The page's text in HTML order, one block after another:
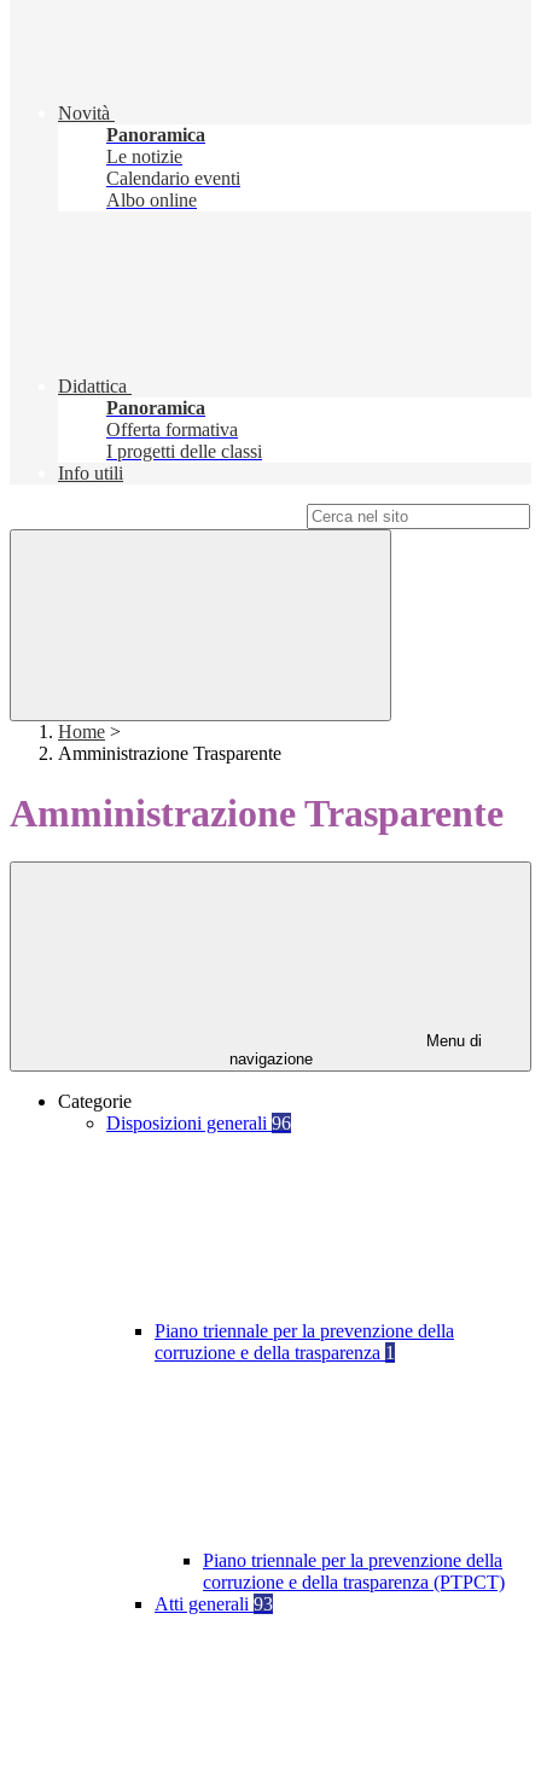
Novità
Panoramica
Le notizie
Calendario eventi
Albo online
Didattica
Panoramica
Offerta formativa
I progetti delle classi
Info utili
Home >
Amministrazione Trasparente
Amministrazione Trasparente
Menu di
navigazione
Categorie
Disposizioni generali 96
Piano triennale per la prevenzione della
corruzione e della trasparenza 1
Piano triennale per la prevenzione della
corruzione e della trasparenza (PTPCT)
Atti generali 93